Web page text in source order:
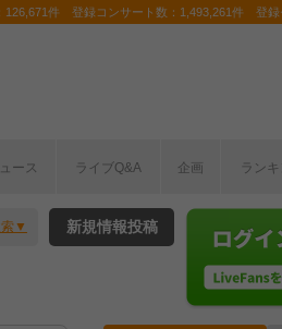
126,671件 登録コンサート数：1,493,261件 登録
ース ライブQ&A 企画 ラン
新規情報投稿